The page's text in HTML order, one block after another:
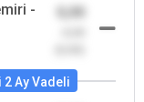
-
0,00
Ay Vadeli